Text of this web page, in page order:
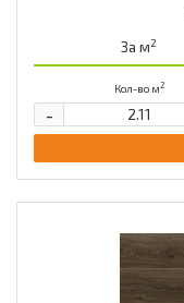
За м2
Кол-во м2
-